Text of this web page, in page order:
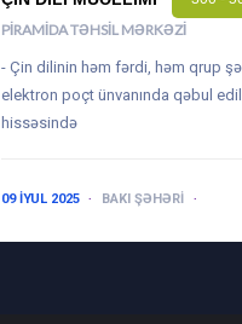
PIRAMIDA TƏHSIL MƏRKƏZI
- Çin dilinin həm fərdi, həm qrup
elektron poçt ünvanında qəbul
hissəsində
09 IYUL 2025 BAKI ŞƏHƏRI